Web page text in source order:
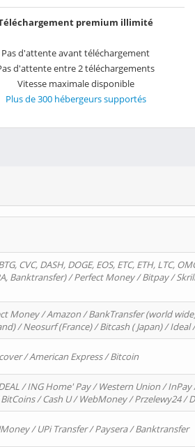
premium illimité
Pas d'attente avant téléchargement
d'attente entre 2 téléchargements
Vitesse maximale disponible
Plus de 300 hébergeurs supportés
CVC, DASH, DOGE, EOS, ETC, ETH, LTC,
Banktransfer) / Perfect Money / Bitpay /
Money / Amazon / BankTransfer (world
/ Neosurf (France) / Bitcash ( Japan) /
/ American Express / Bitcoin
/ ING Home' Pay / Western Union / InPay
/ Cash U / WebMoney / Przelewy24 /
/ UPi Transfer / Paysera / Banktransfer